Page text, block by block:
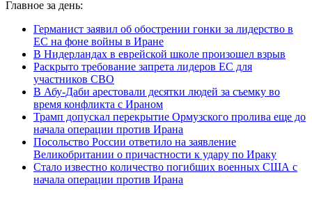
Главное за день:
Германист заявил об обострении гонки за лидерство в
ЕС на фоне войны в Иране
В Нидерландах в еврейской школе произошел взрыв
Раскрыто требование запрета лидеров ЕС для
участников СВО
В Абу-Даби арестовали десятки людей за съемку во
время конфликта с Ираном
Трамп допускал перекрытие Ормузского пролива еще до
начала операции против Ирана
Посольство России ответило на заявление
Великобритании о причастности к удару по Ираку
Стало известно количество погибших военных США с
начала операции против Ирана